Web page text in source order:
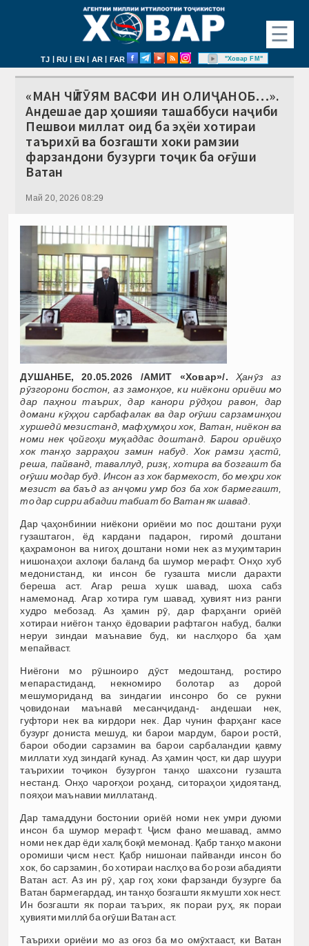
☰
TJ | RU | EN | AR | FAR "Ховар FM"
«МАН ЧӢ ГӮЯМ ВАСФИ ИН ОЛИҶАНОБ…».
Андешае дар ҳошияи ташаббуси наҷиби
Пешвои миллат оид ба эҳёи хотираи
таърихӣ ва бозгашти хоки рамзии
фарзандони бузурги тоҷик ба оғӯши
Ватан
Май 20, 2026 08:29
ДУШАНБЕ, 20.05.2026 /АМИТ «Ховар»/. Ҳанӯз аз
рӯзгорони бостон, аз замонҳое, ки ниёкони ориёии мо
дар паҳнои таърих, дар канори рӯдҳои равон, дар
домани кӯҳҳои сарбафалак ва дар оғӯши сарзаминҳои
хуршедӣ мезистанд, мафҳумҳои хок, Ватан, ниёкон ва
номи нек ҷойгоҳи муқаддас доштанд. Барои ориёиҳо
хок танҳо зарраҳои замин набуд. Хок рамзи ҳастӣ,
реша, пайванд, таваллуд, ризқ, хотира ва бозгашт ба
оғӯши модар буд. Инсон аз хок бармехост, бо меҳри хок
мезист ва баъд аз анҷоми умр боз ба хок бармегашт,
то дар сирри абадии табиат бо Ватан як шавад.
Дар ҷаҳонбинии ниёкони ориёии мо пос доштани руҳи
гузаштагон, ёд кардани падарон, гиромӣ доштани
қаҳрамонон ва нигоҳ доштани номи нек аз муҳимтарин
нишонаҳои ахлоқи баланд ба шумор мерафт. Онҳо хуб
медонистанд, ки инсон бе гузашта мисли дарахти
береша аст. Агар реша хушк шавад, шоха сабз
намемонад. Агар хотира гум шавад, ҳувият низ ранги
худро мебозад. Аз ҳамин рӯ, дар фарҳанги ориёӣ
хотираи ниёгон танҳо ёдоварии рафтагон набуд, балки
неруи зиндаи маънавие буд, ки наслҳоро ба ҳам
мепайваст.
Ниёгони мо рӯшноиро дӯст медоштанд, ростиро
мепарастиданд, некномиро болотар аз дороӣ
мешумориданд ва зиндагии инсонро бо се рукни
ҷовидонаи маънавӣ месанҷиданд- андешаи нек,
гуфтори нек ва кирдори нек. Дар чунин фарҳанг касе
бузург дониста мешуд, ки барои мардум, барои ростӣ,
барои ободии сарзамин ва барои сарбаландии қавму
миллати худ зиндагӣ кунад. Аз ҳамин ҷост, ки дар шуури
таърихии тоҷикон бузургон танҳо шахсони гузашта
нестанд. Онҳо чароғҳои роҳанд, ситораҳои ҳидоятанд,
пояҳои маънавии миллатанд.
Дар тамаддуни бостонии ориёӣ номи нек умри дуюми
инсон ба шумор мерафт. Ҷисм фано мешавад, аммо
номи нек дар ёди халқ боқӣ мемонад. Қабр танҳо макони
оромиши ҷисм нест. Қабр нишонаи пайванди инсон бо
хок, бо сарзамин, бо хотираи наслҳо ва бо рози абадияти
Ватан аст. Аз ин рӯ, ҳар гоҳ хоки фарзанди бузурге ба
Ватан бармегардад, ин танҳо бозгашти як мушти хок нест.
Ин бозгашти як пораи таърих, як пораи руҳ, як пораи
ҳувияти миллӣ ба оғӯши Ватан аст.
Таърихи ориёии мо аз оғоз ба мо омӯхтааст, ки Ватан